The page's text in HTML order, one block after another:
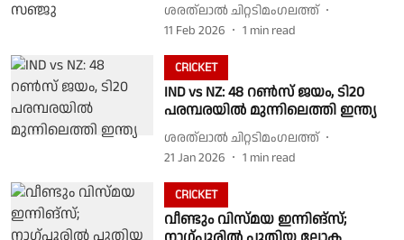
ശരത്‌ലാൽ ചിറ്റടിമംഗലത്ത്
11 Feb 2026
1 min read
CRICKET
IND vs NZ: 48 റൺസ് ജയം, ടി20
പരമ്പരയിൽ മുന്നിലെത്തി ഇന്ത്യ
ശരത്‌ലാൽ ചിറ്റടിമംഗലത്ത്
21 Jan 2026
1 min read
CRICKET
വീണ്ടും വിസ്മയ ഇന്നിങ്സ്;